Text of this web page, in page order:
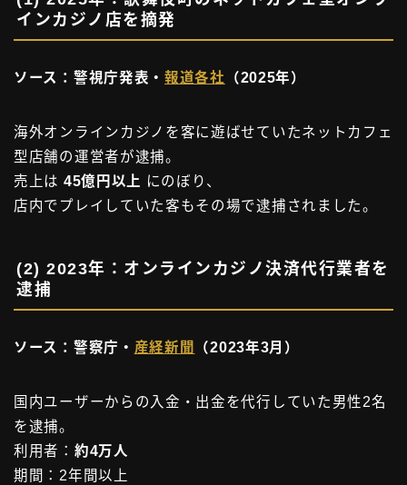
インカジノ店を摘発
ソース：警視庁発表・ 報道各社 （2025年）
海外オンラインカジノを客に遊ばせていたネットカフェ
型店舗の運営者が逮捕。
売上は 45億円以上 にのぼり、
店内でプレイしていた客もその場で逮捕されました。
(2) 2023年：オンラインカジノ決済代行業者を
逮捕
ソース：警察庁・ 産経新聞 （2023年3月）
国内ユーザーからの入金・出金を代行していた男性2名
を逮捕。
利用者： 約4万人
期間：2年間以上